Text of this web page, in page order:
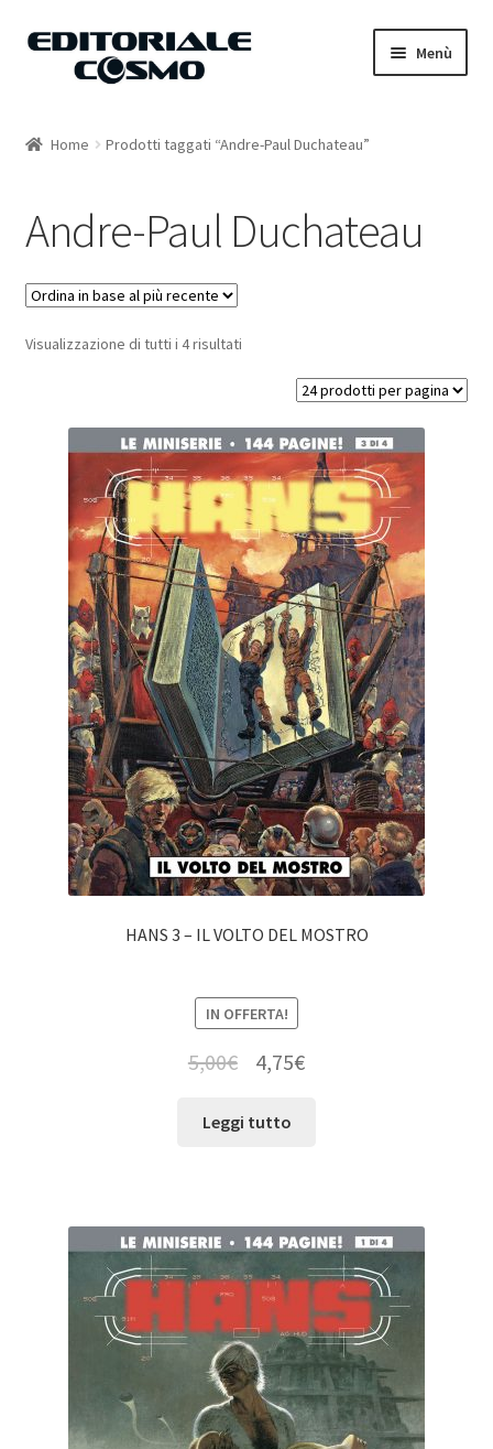
Vai
Vai
Menù
Carrello
Il mio account
Home Prodotti taggati “Andre-Paul Duchateau”
Andre-Paul Duchateau
Visualizzazione di tutti i 4 risultati
HANS 3 – IL VOLTO DEL MOSTRO
IN OFFERTA!
5,00€ 4,75€
Leggi tutto